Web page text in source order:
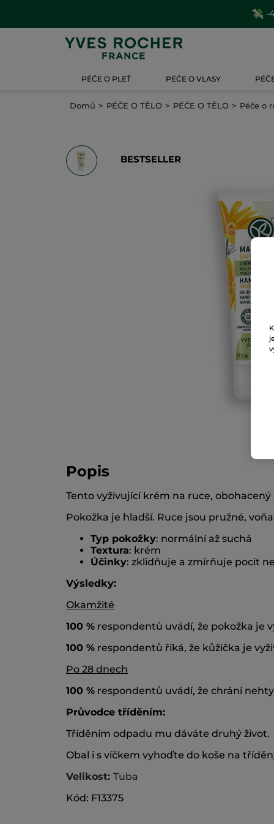
-
PÉČE O PLEŤ PÉČE O VLASY
Domů PÉČE O TĚLO PÉČE O TĚLO Péče o
BESTSELLER
Popis
Tento vyživující krém na ruce, obohacený
Pokožka je hladší. Ruce jsou pružné,
Typ pokožky: normální až suchá
Textura: krém
Účinky: zklidňuje a zmírňuje pocit
Výsledky:
Okamžité
100 % respondentů uvádí, že pokožka je
100 % respondentů říká, že kůžička je
Po 28 dnech
100 % respondentů uvádí, že chrání
Průvodce tříděním:
Tříděním odpadu mu dáváte druhý život.
Obal i s víčkem vyhoďte do koše na
Velikost: Tuba
Kód: F13375